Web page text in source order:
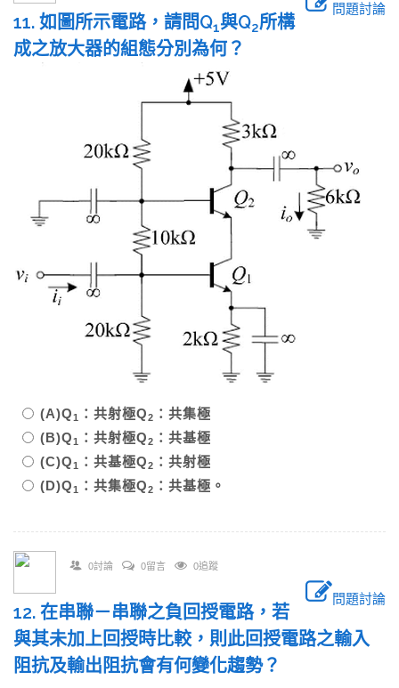
問題討論
11. 如圖所示電路，請問Q1與Q2所構
成之放大器的組態分別為何？
(A)Q1 ：共射極Q2 ：共集極
(B)Q1 ：共射極Q2 ：共基極
(C)Q1 ：共基極Q2 ：共射極
(D)Q1 ：共集極Q2 ：共基極。
0討論 0留言 0追蹤
問題討論
12. 在串聯－串聯之負回授電路，若
與其未加上回授時比較，則此回授電路之輸入
阻抗及輸出阻抗會有何變化趨勢？